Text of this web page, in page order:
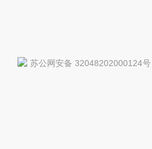
苏公网安备 32048202000124号